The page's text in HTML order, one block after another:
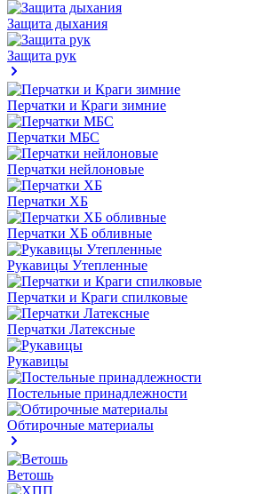
Защита дыхания
Защита рук
Перчатки и Краги зимние
Перчатки МБС
Перчатки нейлоновые
Перчатки ХБ
Перчатки ХБ обливные
Рукавицы Утепленные
Перчатки и Краги спилковые
Перчатки Латексные
Рукавицы
Постельные принадлежности
Обтирочные материалы
Ветошь